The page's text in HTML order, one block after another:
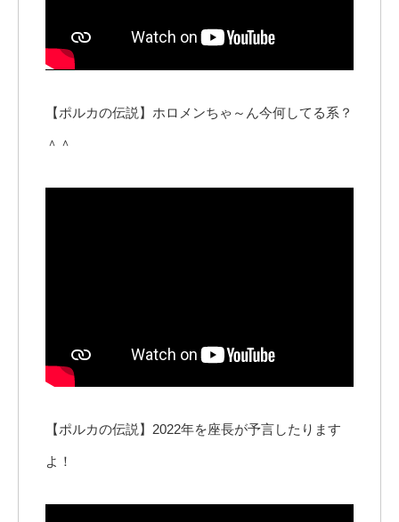
【ポルカの伝説】ホロメンちゃ～ん今何してる系？
＾＾
【ポルカの伝説】2022年を座長が予言したります
よ！